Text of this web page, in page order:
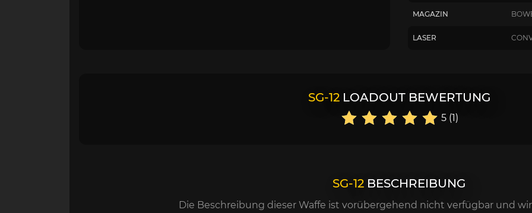
MAGAZIN
LASER
SG-12LOADOUT BEWERTUNG
5 (1)
SG-12 BESCHREIBUNG
Die Beschreibung dieser Waffe ist vorübergehend nicht verfügbar und